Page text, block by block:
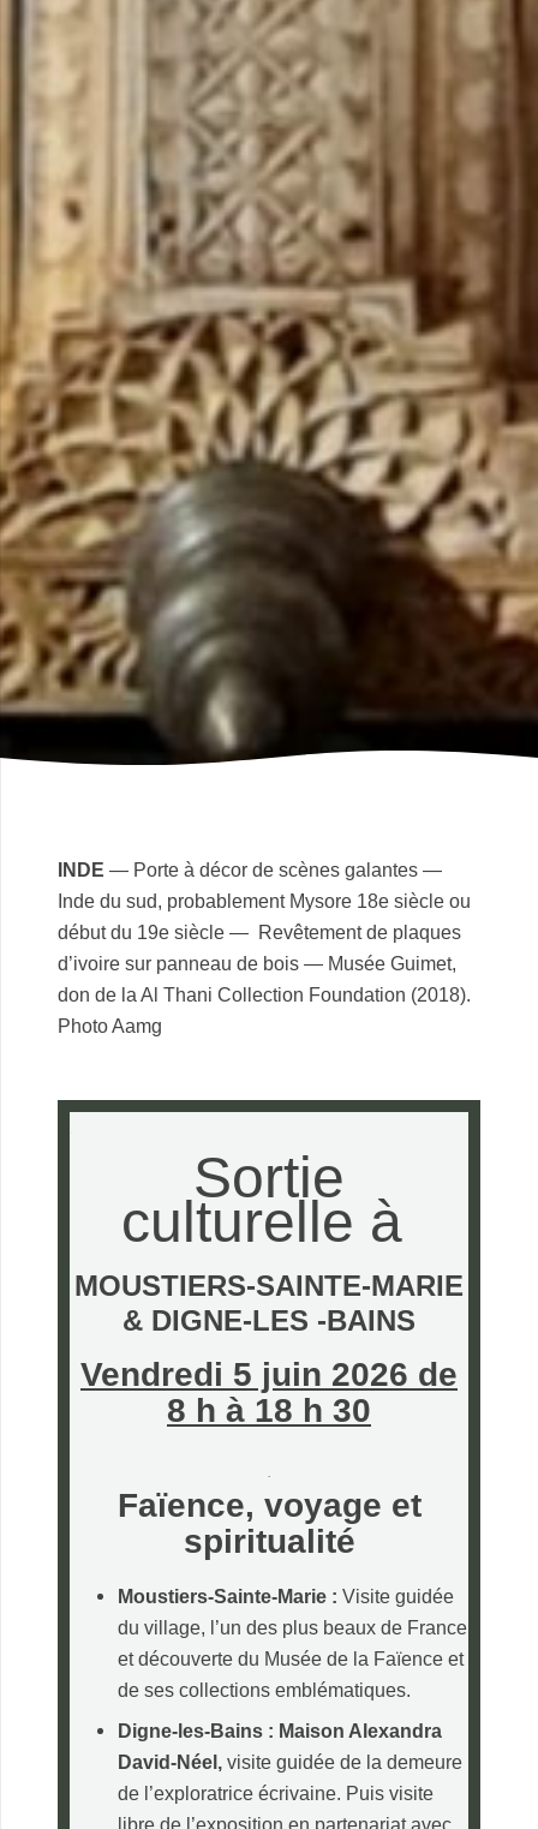
INDE — Porte à décor de scènes galantes —
Inde du sud, probablement Mysore 18e siècle ou
début du 19e siècle — Revêtement de plaques
d’ivoire sur panneau de bois — Musée Guimet,
don de la Al Thani Collection Foundation (2018).
Photo Aamg
Sortie
culturelle à
MOUSTIERS-SAINTE-MARIE
& DIGNE-LES -BAINS
Vendredi 5 juin 2026 de
8 h à 18 h 30
Faïence, voyage et
spiritualité
Moustiers-Sainte-Marie : Visite guidée
du village, l’un des plus beaux de France
et découverte du Musée de la Faïence et
de ses collections emblématiques.
Digne-les-Bains : Maison Alexandra
David-Néel, visite guidée de la demeure
de l’exploratrice écrivaine. Puis visite
libre de l’exposition en partenariat avec